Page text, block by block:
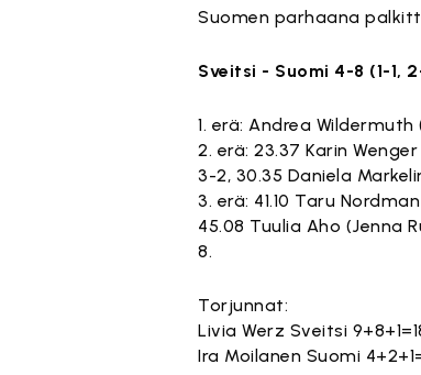
Suomen parhaana
Sveitsi - Suomi 4-8 (1-1,
1. erä: Andrea Wildermuth
2. erä: 23.37 Karin
3-2, 30.35 Daniela
3. erä: 41.10 Taru
45.08 Tuulia Aho (Jenna
8.
Torjunnat:
Livia Werz Sveitsi
Ira Moilanen Suomi